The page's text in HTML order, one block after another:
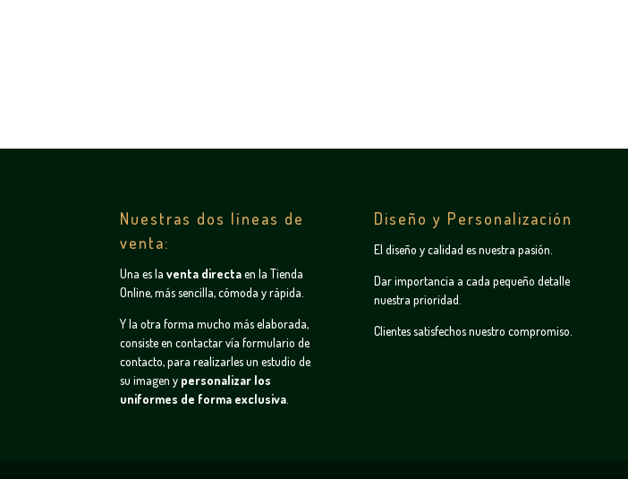
Nuestras dos líneas de
venta:
Una es laventa directaen laTienda
Online, más sencilla, cómoda y rápida.
Y la otra forma mucho más elaborada,
consiste en contactar víaformulario de
contacto, para realizarles un estudio de
su imagen y personalizar los
uniformes de forma exclusiva
Diseño y Personalización
El diseño y calidad es nuestra pasión.
Dar importancia a cada pequeño detalle
nuestra prioridad.
Clientes satisfechos nuestro compromiso.